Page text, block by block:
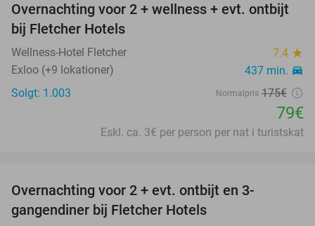
55%
Overnachting voor 2 + wellness + evt. ontbijt
bij Fletcher Hotels
Wellness-Hotel Fletcher 7.4 star
Exloo (+9 lokationer) 437 min. directions_car
Solgt: 1.003 Normalpris 175€
79€
Eskl. ca. 3€ per person per nat i turistskat
Overnachting voor 2 + evt. ontbijt en 3-
gangendiner bij Fletcher Hotels